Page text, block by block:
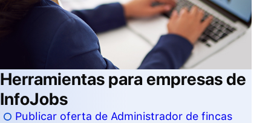
Herramientas para empresas de
InfoJobs
Publicar oferta de Administrador de fincas